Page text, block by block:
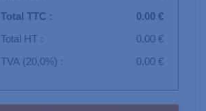
Total TTC :
0.00 €
Total HT :
0.00 €
TVA (20,0%) :
0.00 €